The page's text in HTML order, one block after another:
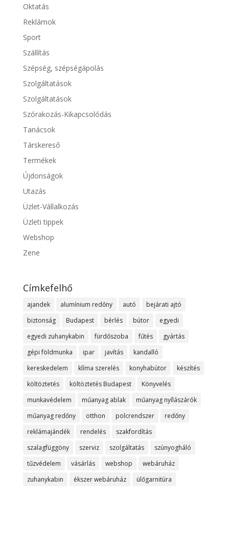
Oktatás
Reklámok
Sport
Szállítás
Szépség, szépségápolás
Szolgáltatások
Szolgáltatások
Szórakozás-Kikapcsolódás
Tanácsok
Társkereső
Termékek
Újdonságok
Utazás
Üzlet-Vállalkozás
Üzleti tippek
Webshop
Zene
Címkefelhő
ajandek alumínium redőny autó
bejárati ajtó
biztonság
Budapest bérlés bútor
egyedi
egyedi zuhanykabin
fürdőszoba fűtés
gyártás
gépi földmunka
ipar javítás
kandalló
kereskedelem
klíma szerelés konyhabútor
készítés
költöztetés
költöztetés Budapest
Könyvelés
munkavédelem
műanyag ablak
műanyag nyílászárók
műanyag redőny
otthon polcrendszer
redőny
reklámajándék
rendelés
szakfordítás
szalagfüggöny
szerviz szolgáltatás
szúnyogháló
tűzvédelem
vásárlás webshop
webáruház
zuhanykabin
ékszer webáruház ülőgarnitúra